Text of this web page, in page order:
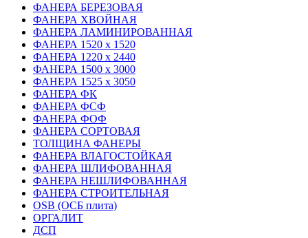
ФАНЕРА БЕРЕЗОВАЯ
ФАНЕРА ХВОЙНАЯ
ФАНЕРА ЛАМИНИРОВАННАЯ
ФАНЕРА 1520 х 1520
ФАНЕРА 1220 х 2440
ФАНЕРА 1500 х 3000
ФАНЕРА 1525 х 3050
ФАНЕРА ФК
ФАНЕРА ФСФ
ФАНЕРА ФОФ
ФАНЕРА СОРТОВАЯ
ТОЛЩИНА ФАНЕРЫ
ФАНЕРА ВЛАГОСТОЙКАЯ
ФАНЕРА ШЛИФОВАННАЯ
ФАНЕРА НЕШЛИФОВАННАЯ
ФАНЕРА СТРОИТЕЛЬНАЯ
OSB (ОСБ плита)
ОРГАЛИТ
ДСП